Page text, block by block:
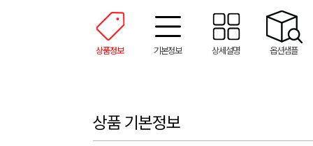
상품정보 기본정보 상세설명 옵션샘플
상품 기본정보